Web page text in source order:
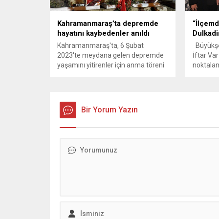
çabaları ile iki milletvekili çıkarmayı
elindeki
Kahramanmaraş’ta depremde
hayatını kaybedenler anıldı
Kahramanmaraş'ta, 6 Şubat
2023'te meydana gelen depremde
yaşamını yitirenler için anma töreni
Şehir Mezarlığı'nı ziyaret ederek
Kur'an-ı Kerim okudu ve dua etti.
İftar Var
Bir Yorum Yazın